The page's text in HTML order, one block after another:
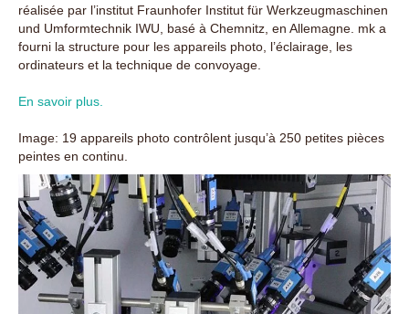
réalisée par l’institut Fraunhofer Institut für Werkzeugmaschinen
und Umformtechnik IWU, basé à Chemnitz, en Allemagne. mk a
fourni la structure pour les appareils photo, l’éclairage, les
ordinateurs et la technique de convoyage.
En savoir plus.
Image: 19 appareils photo contrôlent jusqu’à 250 petites pièces
peintes en continu.